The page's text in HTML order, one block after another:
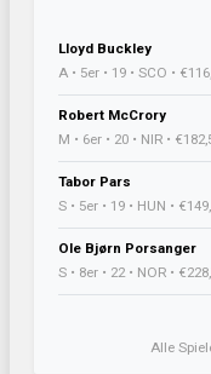
Lloyd Buckley
A • 5er • 19 • SCO •
Robert McCrory
M • 6er • 20 • NIR •
Tabor Pars
S • 5er • 19 • HUN •
Ole Bjørn Porsanger
S • 8er • 22 • NOR •
Alle